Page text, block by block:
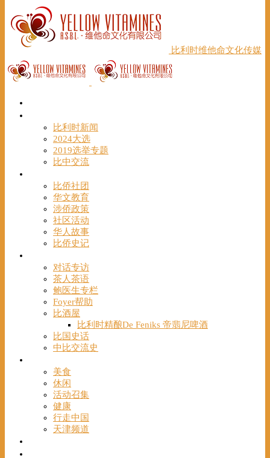
比利时维他命文化传媒
比利时新闻
2024大选
2019选举专题
比中交流
比侨社团
华文教育
涉侨政策
社区活动
华人故事
比侨史记
对话专访
茶人茶语
鲍医生专栏
Foyer帮助
比酒屋
比利时精酿De Feniks 帝翡尼啤酒
比国史话
中比交流史
美食
休闲
活动召集
健康
行走中国
天津频道